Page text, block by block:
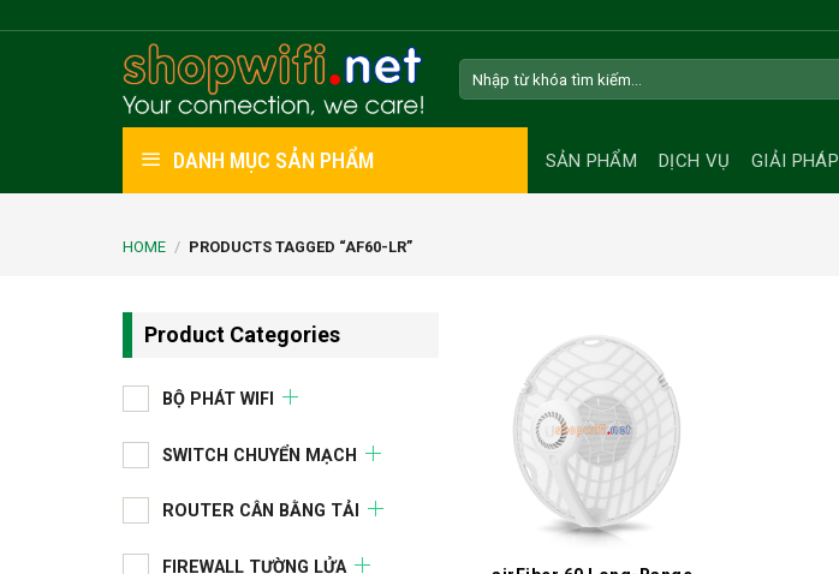
DANH MỤC SẢN PHẨM SẢN PHẨM DỊCH VỤ GIẢI PHÁP
HOME / PRODUCTS TAGGED “AF60-LR”
Product Categories
BỘ PHÁT WIFI
SWITCH CHUYỂN MẠCH
ROUTER CÂN BẰNG TẢI
FIREWALL TƯỜNG LỬA